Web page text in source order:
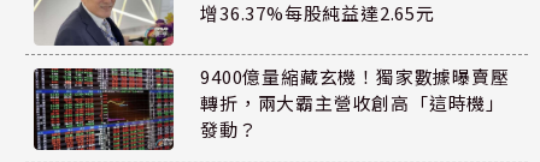
增36.37%每股純益達2.65元
9400億量縮藏玄機！獨家數據曝賣壓
轉折，兩大霸主營收創高「這時機」
發動？